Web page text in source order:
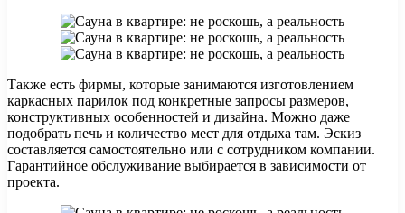
Также есть фирмы, которые занимаются изготовлением
каркасных парилок под конкретные запросы размеров,
конструктивных особенностей и дизайна. Можно даже
подобрать печь и количество мест для отдыха там. Эскиз
составляется самостоятельно или с сотрудником компании.
Гарантийное обслуживание выбирается в зависимости от
проекта.